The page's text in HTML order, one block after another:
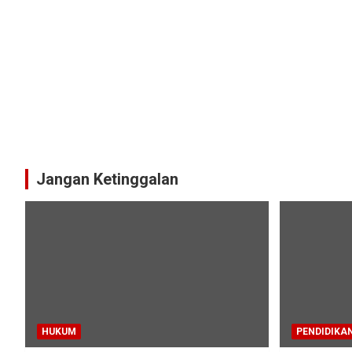
Jangan Ketinggalan
HUKUM